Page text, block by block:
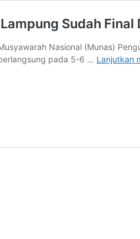
Sudah
Nasional (Munas)
pada 5-6 … Lanjutkan